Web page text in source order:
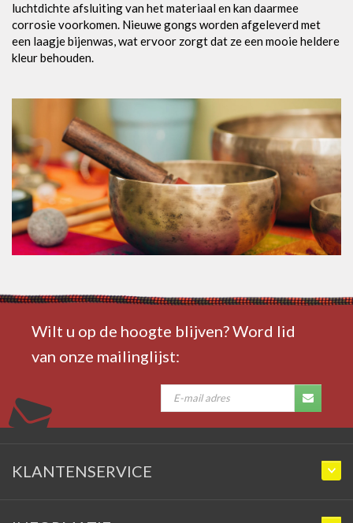
luchtdichte afsluiting van het materiaal en kan daarmee
corrosie voorkomen. Nieuwe gongs worden afgeleverd met
een laagje bijenwas, wat ervoor zorgt dat ze een mooie heldere
kleur behouden.
Wilt u op de hoogte blijven? Word lid
van onze mailinglijst:
KLANTENSERVICE